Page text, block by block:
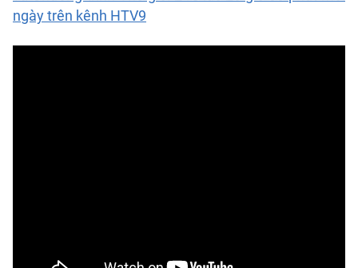
ngày trên kênh HTV9